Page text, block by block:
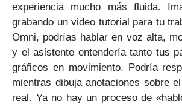
experiencia mucho más fluida.
grabando un video tutorial para tu
Omni, podrías hablar en voz alta,
y el asistente entendería tanto tus
gráficos en movimiento. Podría
mientras dibuja anotaciones sobre
real. Ya no hay un proceso de